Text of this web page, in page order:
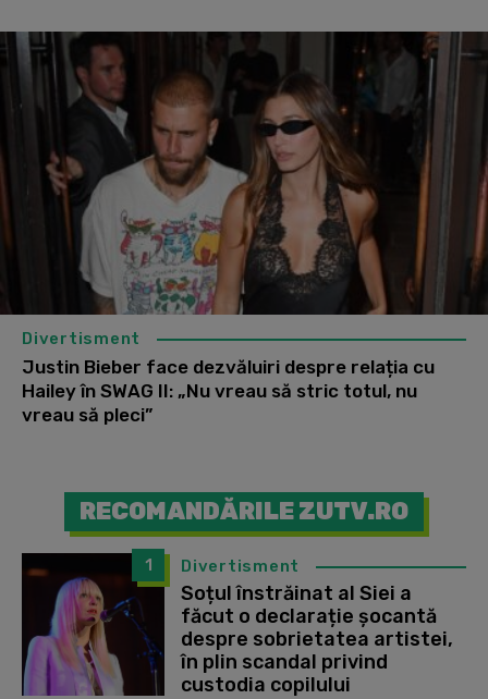
Divertisment
Justin Bieber face dezvăluiri despre relația cu
Hailey în SWAG II: „Nu vreau să stric totul, nu
vreau să pleci”
RECOMANDĂRILE ZUTV.RO
1 Divertisment
Soțul înstrăinat al Siei a
făcut o declarație șocantă
despre sobrietatea artistei,
în plin scandal privind
custodia copilului